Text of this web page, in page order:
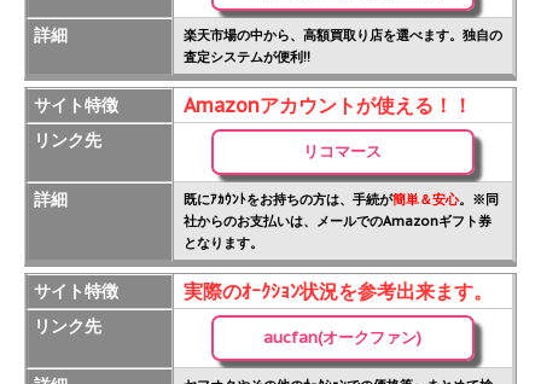
詳細
楽天市場の中から、高額買取り店を選べます。独自の
査定システムが便利!!
サイト特徴 Amazonアカウントが使える！！
リンク先
リコマース
詳細 既にｱｶｳﾝﾄをお持ちの方は、手続が簡単＆安心。※同
社からのお支払いは、メールでのAmazonギフト券
となります。
サイト特徴 実際のｵｰｸｼｮﾝ状況を参考出来ます。
リンク先
aucfan(オークファン)